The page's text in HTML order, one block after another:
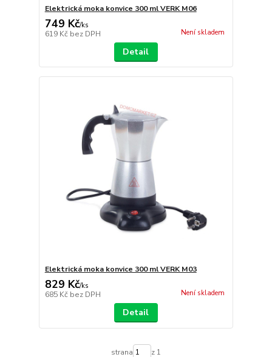
Elektrická moka konvice 300 ml VERK M06
749 Kč/ks
619 Kč bez DPH Není skladem
Detail
Elektrická moka konvice 300 ml VERK M03
829 Kč/ks
685 Kč bez DPH Není skladem
Detail
strana z 1